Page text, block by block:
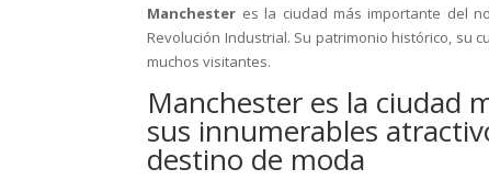
Manchester es la ciudad más importante del
Revolución Industrial. Su patrimonio histórico, su
muchos visitantes.
Manchester es la ciudad
sus innumerables
destino de moda